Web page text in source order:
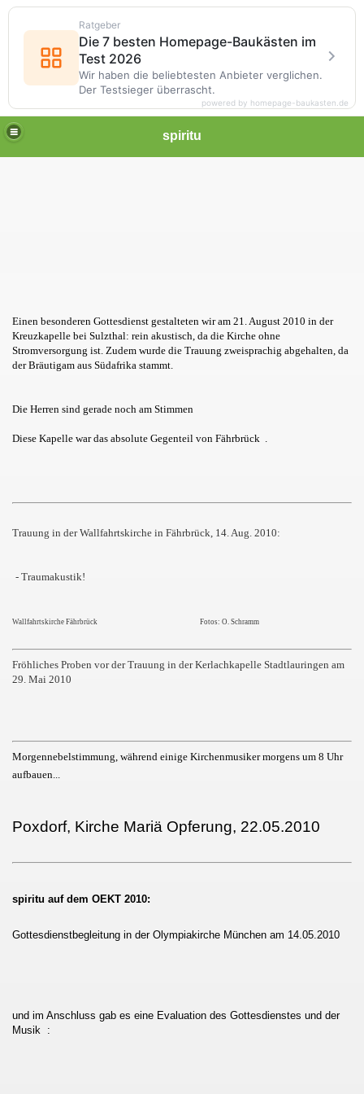
spiritu
Einen besonderen Gottesdienst gestalteten wir am 21. August 2010 in der
Kreuzkapelle bei Sulzthal: rein akustisch, da die Kirche ohne
Stromversorgung ist. Zudem wurde die Trauung zweisprachig abgehalten, da
der Bräutigam aus Südafrika stammt.
Die Herren sind gerade noch am Stimmen
Diese Kapelle war das absolute Gegenteil von Fährbrück .
Trauung in der Wallfahrtskirche in Fährbrück, 14. Aug. 2010:
- Traumakustik!
Wallfahrtskirche Fährbrück Fotos: O. Schramm
Fröhliches Proben vor der Trauung in der Kerlachkapelle Stadtlauringen am
29. Mai 2010
Morgennebelstimmung, während einige Kirchenmusiker morgens um 8 Uhr
aufbauen...
Poxdorf, Kirche Mariä Opferung, 22.05.2010
spiritu auf dem OEKT 2010:
Gottesdienstbegleitung in der Olympiakirche München am 14.05.2010
und im Anschluss gab es eine Evaluation des Gottesdienstes und der
Musik :
Ratgeber
Die 7 besten Homepage-Baukästen im
Test 2026
Wir haben die beliebtesten Anbieter verglichen.
Der Testsieger überrascht.
powered by homepage-baukasten.de